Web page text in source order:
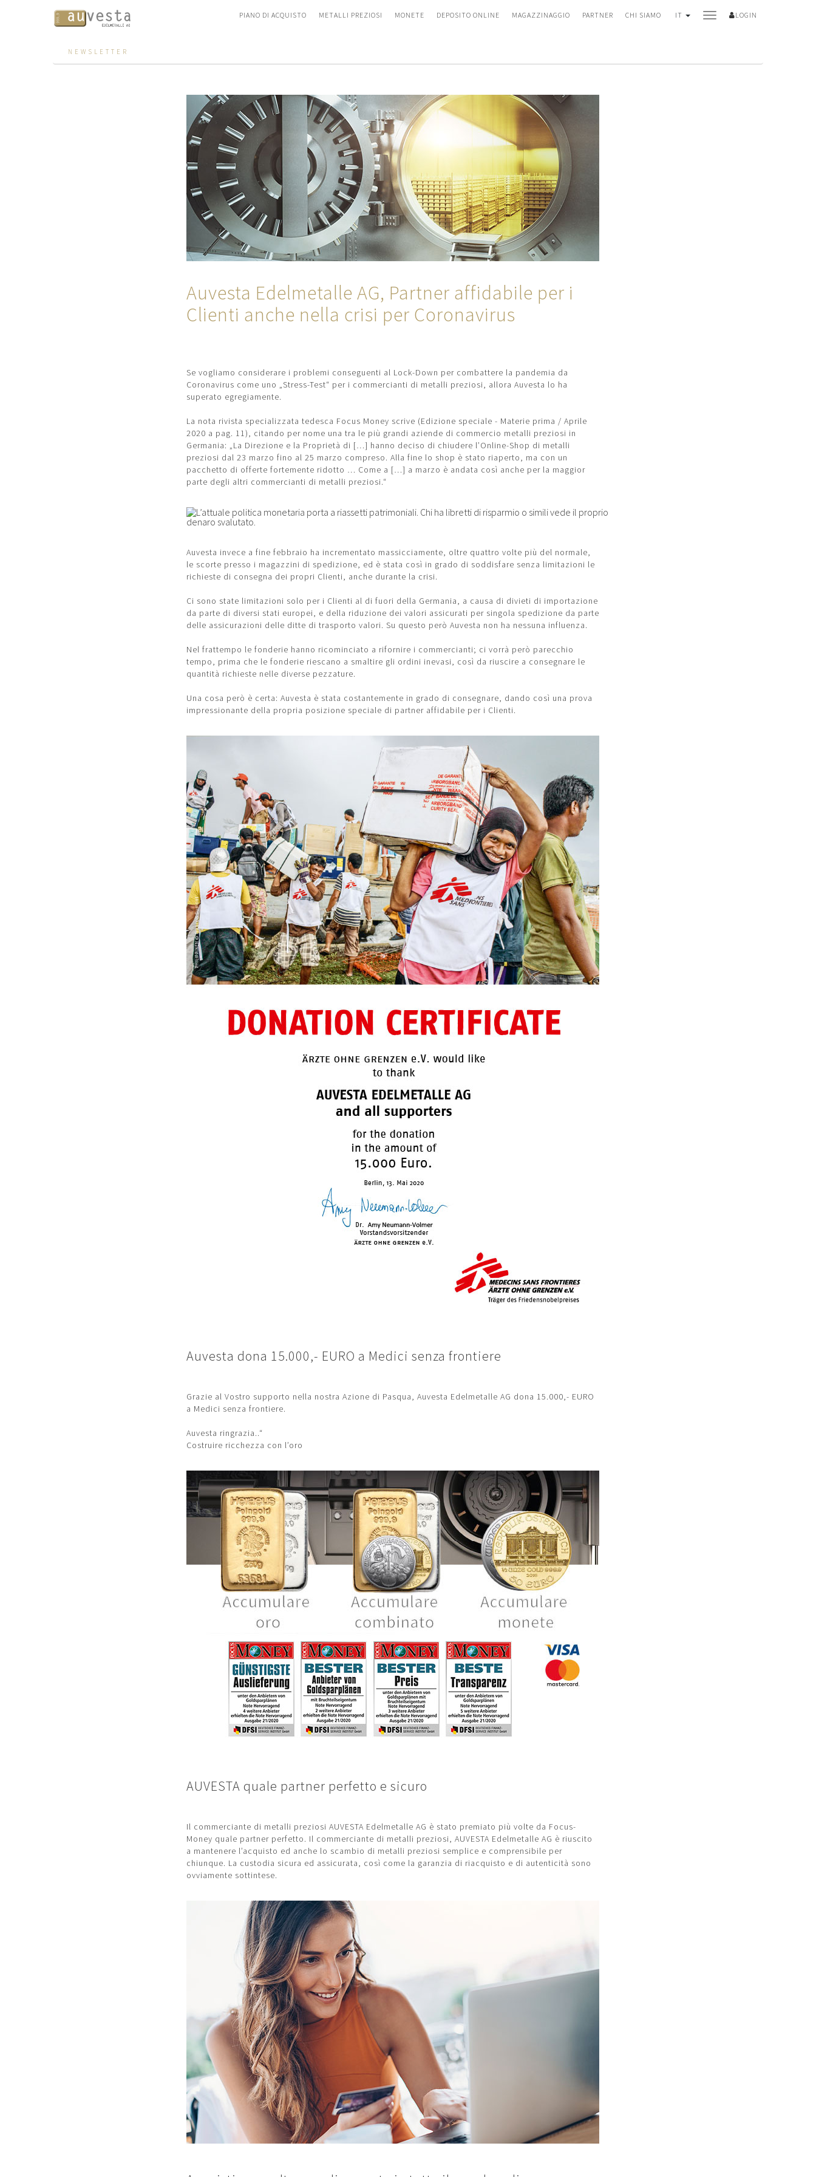
LOGIN
IT
CHI SIAMO
PARTNER
MAGAZZINAGGIO
DEPOSITO ONLINE
MONETE
METALLI PREZIOSI
PIANO DI ACQUISTO
Argento
Platino
Palladio
Monete
Lingotti "Good Delivery"
Evoluzione del valore
Prezzi delle monete
Acquisto / Vendita
Trasferimento
Switch
Sicurezza
Bilancio giornaliero
Ubicazione dei depositi
Produttore
Immagazzinaggio
Spedizione
Cooperazione
NEWSLETTER
Auvesta Edelmetalle AG, Partner affidabile per i
Clienti anche nella crisi per Coronavirus
Se vogliamo considerare i problemi conseguenti al Lock-Down per combattere la pandemia da
Coronavirus come uno „Stress-Test“ per i commercianti di metalli preziosi, allora Auvesta lo ha
superato egregiamente.
La nota rivista specializzata tedesca Focus Money scrive (Edizione speciale - Materie prima / Aprile
2020 a pag. 11), citando per nome una tra le più grandi aziende di commercio metalli preziosi in
Germania: „La Direzione e la Proprietà di […] hanno deciso di chiudere l’Online-Shop di metalli
preziosi dal 23 marzo fino al 25 marzo compreso. Alla fine lo shop è stato riaperto, ma con un
pacchetto di offerte fortemente ridotto … Come a […] a marzo è andata così anche per la maggior
parte degli altri commercianti di metalli preziosi.“
Auvesta invece a fine febbraio ha incrementato massicciamente, oltre quattro volte più del normale,
le scorte presso i magazzini di spedizione, ed è stata così in grado di soddisfare senza limitazioni le
richieste di consegna dei propri Clienti, anche durante la crisi.
Ci sono state limitazioni solo per i Clienti al di fuori della Germania, a causa di divieti di importazione
da parte di diversi stati europei, e della riduzione dei valori assicurati per singola spedizione da parte
delle assicurazioni delle ditte di trasporto valori. Su questo però Auvesta non ha nessuna influenza.
Nel frattempo le fonderie hanno ricominciato a rifornire i commercianti; ci vorrà però parecchio
tempo, prima che le fonderie riescano a smaltire gli ordini inevasi, così da riuscire a consegnare le
quantità richieste nelle diverse pezzature.
Una cosa però è certa: Auvesta è stata costantemente in grado di consegnare, dando così una prova
impressionante della propria posizione speciale di partner affidabile per i Clienti.
Auvesta dona 15.000,- EURO a Medici senza frontiere
Grazie al Vostro supporto nella nostra Azione di Pasqua, Auvesta Edelmetalle AG dona 15.000,- EURO
a Medici senza frontiere.
Auvesta ringrazia..“
Costruire ricchezza con l’oro
AUVESTA quale partner perfetto e sicuro
Il commerciante di metalli preziosi AUVESTA Edelmetalle AG è stato premiato più volte da Focus-
Money quale partner perfetto. Il commerciante di metalli preziosi, AUVESTA Edelmetalle AG è riuscito
a mantenere l’acquisto ed anche lo scambio di metalli preziosi semplice e comprensibile per
chiunque. La custodia sicura ed assicurata, così come la garanzia di riacquisto e di autenticità sono
ovviamente sottintese.